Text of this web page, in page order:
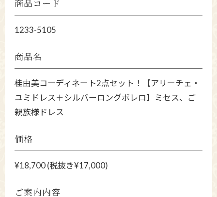
商品コード
1233-5105
商品名
桂由美コーディネート2点セット！【アリーチェ・
ユミドレス＋シルバーロングボレロ】ミセス、ご
親族様ドレス
価格
¥18,700 (税抜き¥17,000)
ご案内内容